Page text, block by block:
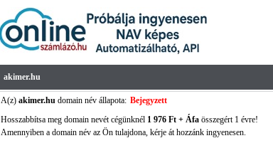
akimer.hu
A(z) akimer.hudomain név állapota: Bejegyzett
Hosszabbítsa meg domain nevét cégünknél 1 976 Ft + Áfaösszegért 1 évre!
Amennyiben a domain név az Ön tulajdona, kérje át hozzánk ingyenesen.